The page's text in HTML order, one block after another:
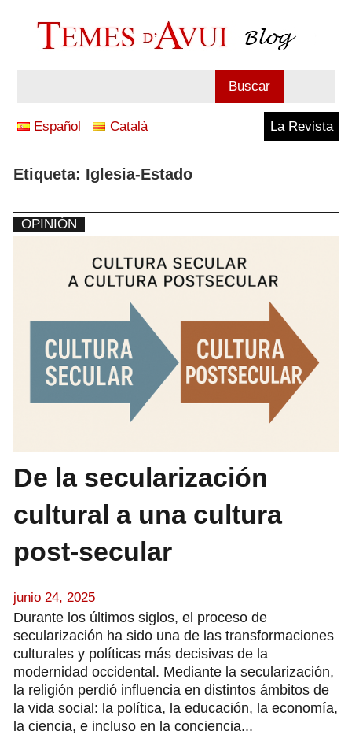
Temes
Buscar
Español Català La Revista
Etiqueta: Iglesia-Estado
OPINIÓN
De la secularización
cultural a una cultura
post-secular
junio 24, 2025
Durante los últimos siglos, el proceso de
secularización ha sido una de las transformaciones
culturales y políticas más decisivas de la
modernidad occidental. Mediante la secularización,
la religión perdió influencia en distintos ámbitos de
la vida social: la política, la educación, la economía,
la ciencia, e incluso en la conciencia...